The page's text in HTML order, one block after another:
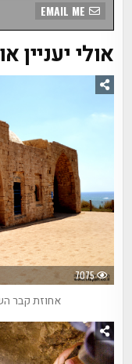
אולי יעניין
7075
אחוזת קבר